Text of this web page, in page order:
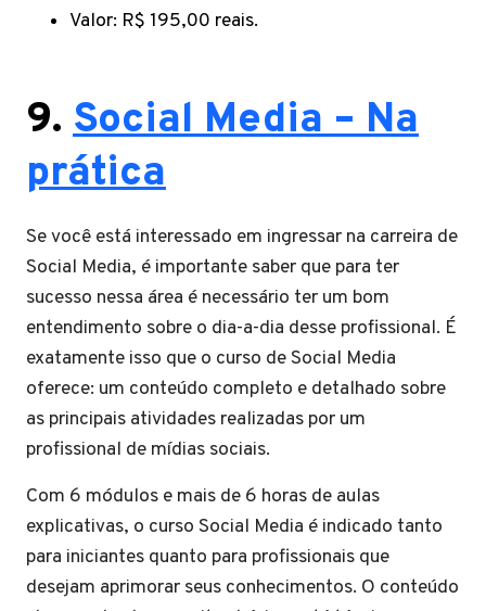
Valor: R$ 195,00 reais.
9. Social Media – Na
prática
Se você está interessado em ingressar na carreira de
Social Media, é importante saber que para ter
sucesso nessa área é necessário ter um bom
entendimento sobre o dia-a-dia desse profissional. É
exatamente isso que o curso de Social Media
oferece: um conteúdo completo e detalhado sobre
as principais atividades realizadas por um
profissional de mídias sociais.
Com 6 módulos e mais de 6 horas de aulas
explicativas, o curso Social Media é indicado tanto
para iniciantes quanto para profissionais que
desejam aprimorar seus conhecimentos. O conteúdo